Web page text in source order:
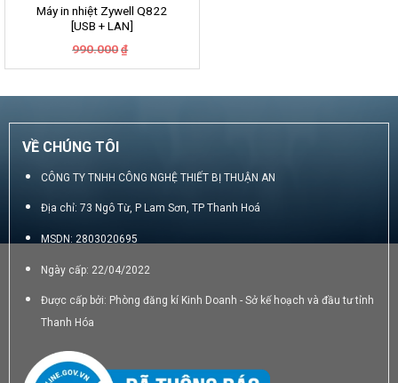
Máy in nhiệt Zywell Q822
[USB + LAN]
990.000 ₫
là:
tại
800.000₫.
VỀ CHÚNG TÔI
CÔNG TY TNHH CÔNG NGHỆ THIẾT BỊ THUẬN AN
Địa chỉ: 73 Ngô Từ, P Lam Sơn, TP Thanh Hoá
MSDN: 2803020695
Ngày cấp: 22/04/2022
Được cấp bởi: Phòng đăng kí Kinh Doanh - Sở kế hoạch và đầu tư tỉnh
Thanh Hóa